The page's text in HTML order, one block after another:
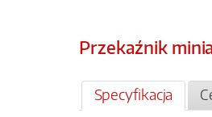
Przekaźnik
Specyfikacja